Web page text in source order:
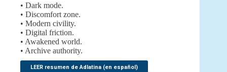
• Dark mode.
• Discomfort zone.
• Modern civility.
• Digital friction.
• Awakened world.
• Archive authority.
LEER resumen de Adlatina (en español)